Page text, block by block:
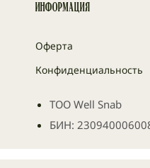
Информация
Оферта
Конфиденциальность
ТОО Well Snab
БИН: